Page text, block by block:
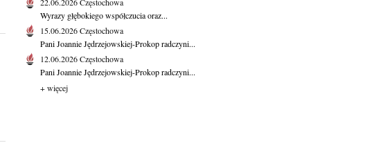
Wyrazy głębokiego współczucia oraz...
15.06.2026Częstochowa
Pani Joannie Jędrzejowskiej-Prokop radczyni...
12.06.2026Częstochowa
Pani Joannie Jędrzejowskiej-Prokop radczyni...
+ więcej